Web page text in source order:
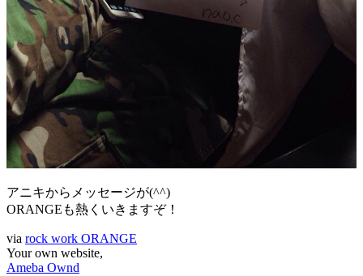
アニキからメッセージが(^^)
ORANGEも熱くいきますぞ！
via rock work ORANGE
Your own website,
Ameba Ownd